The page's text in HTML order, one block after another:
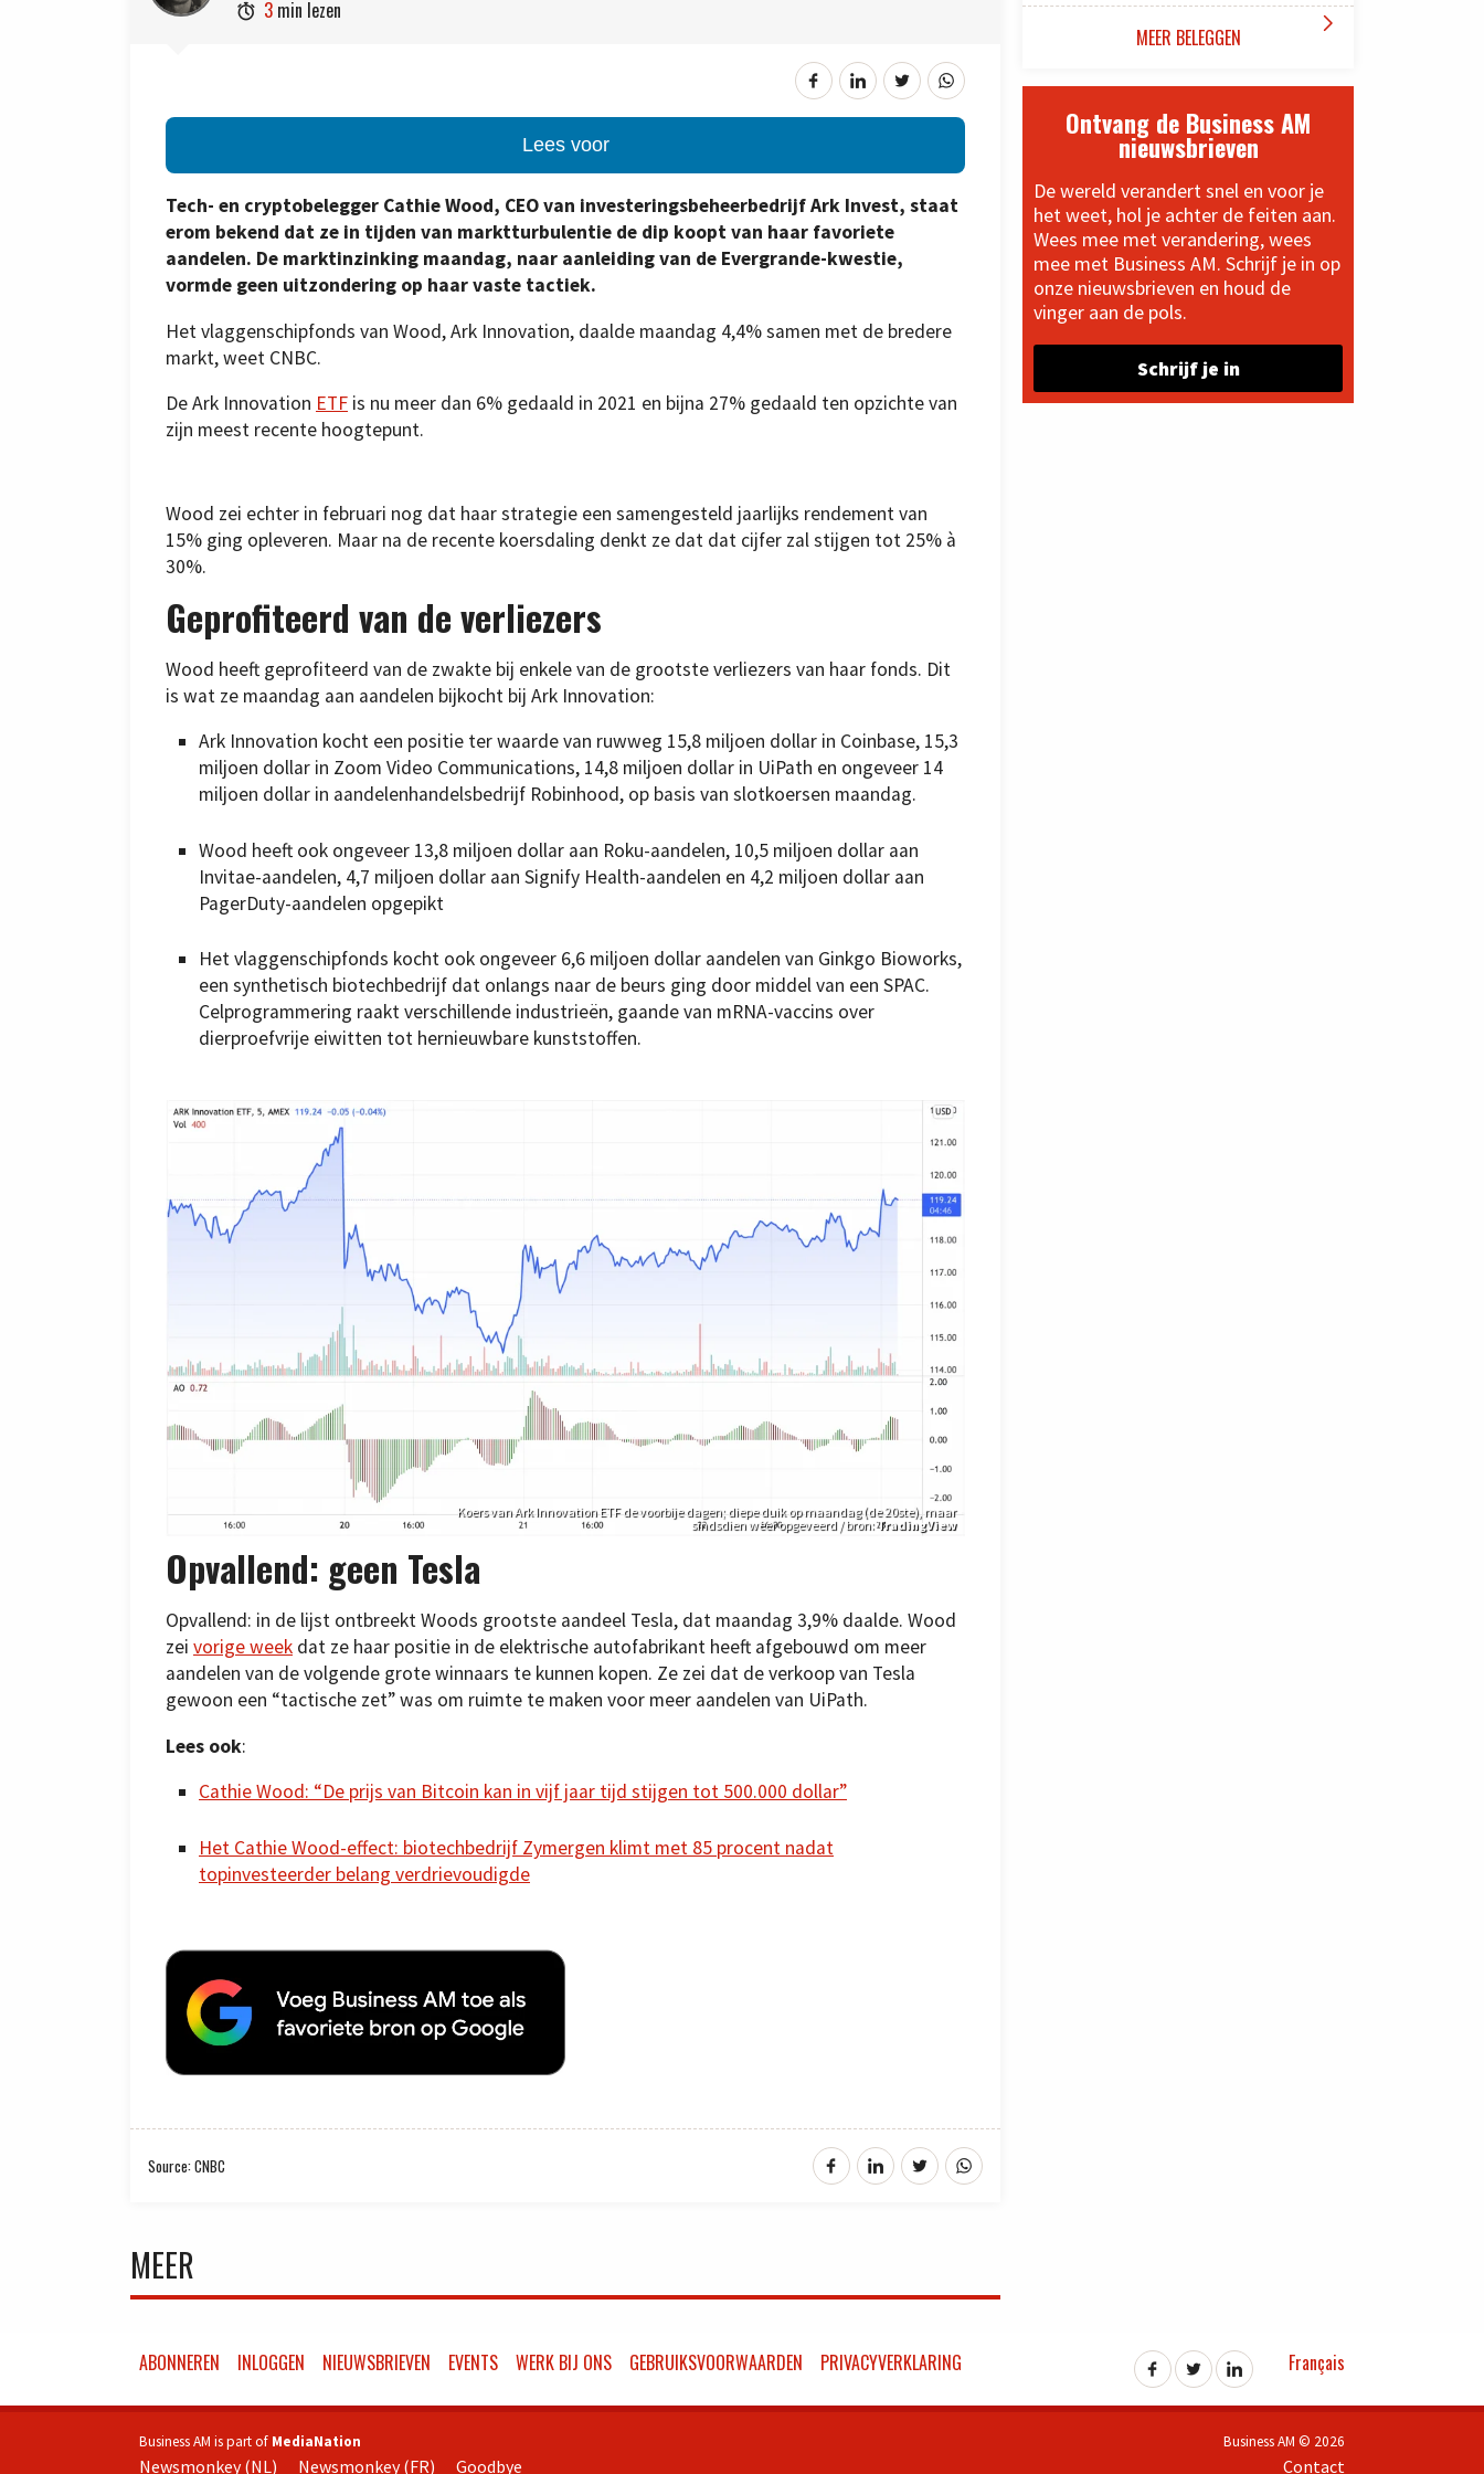
 3 min lezen
Lees voor
Tech- en cryptobelegger Cathie Wood, CEO van investeringsbeheerbedrijf Ark Invest, staat
erom bekend dat ze in tijden van marktturbulentie de dip koopt van haar favoriete
aandelen. De marktinzinking maandag, naar aanleiding van de Evergrande-kwestie,
vormde geen uitzondering op haar vaste tactiek.
Het vlaggenschipfonds van Wood, Ark Innovation, daalde maandag 4,4% samen met de bredere
markt, weet CNBC.
De Ark Innovation ETF is nu meer dan 6% gedaald in 2021 en bijna 27% gedaald ten opzichte van
zijn meest recente hoogtepunt.
Wood zei echter in februari nog dat haar strategie een samengesteld jaarlijks rendement van
15% ging opleveren. Maar na de recente koersdaling denkt ze dat dat cijfer zal stijgen tot 25% à
30%.
Geprofiteerd van de verliezers
Wood heeft geprofiteerd van de zwakte bij enkele van de grootste verliezers van haar fonds. Dit
is wat ze maandag aan aandelen bijkocht bij Ark Innovation:
Ark Innovation kocht een positie ter waarde van ruwweg 15,8 miljoen dollar in Coinbase, 15,3
miljoen dollar in Zoom Video Communications, 14,8 miljoen dollar in UiPath en ongeveer 14
miljoen dollar in aandelenhandelsbedrijf Robinhood, op basis van slotkoersen maandag.
Wood heeft ook ongeveer 13,8 miljoen dollar aan Roku-aandelen, 10,5 miljoen dollar aan
Invitae-aandelen, 4,7 miljoen dollar aan Signify Health-aandelen en 4,2 miljoen dollar aan
PagerDuty-aandelen opgepikt
Het vlaggenschipfonds kocht ook ongeveer 6,6 miljoen dollar aandelen van Ginkgo Bioworks,
een synthetisch biotechbedrijf dat onlangs naar de beurs ging door middel van een SPAC.
Celprogrammering raakt verschillende industrieën, gaande van mRNA-vaccins over
dierproefvrije eiwitten tot hernieuwbare kunststoffen.
Koers van Ark Innovation ETF de voorbije dagen; diepe duik op maandag (de 20ste), maar
sindsdien weer opgeveerd / bron:TradingView
Opvallend: geen Tesla
Opvallend: in de lijst ontbreekt Woods grootste aandeel Tesla, dat maandag 3,9% daalde. Wood
zei vorige week dat ze haar positie in de elektrische autofabrikant heeft afgebouwd om meer
aandelen van de volgende grote winnaars te kunnen kopen. Ze zei dat de verkoop van Tesla
gewoon een “tactische zet” was om ruimte te maken voor meer aandelen van UiPath.
Lees ook:
Cathie Wood: “De prijs van Bitcoin kan in vijf jaar tijd stijgen tot 500.000 dollar”
Het Cathie Wood-effect: biotechbedrijf Zymergen klimt met 85 procent nadat
topinvesteerder belang verdrievoudigde
Source: CNBC
MEER
MEER BELEGGEN 
Ontvang de Business AM
nieuwsbrieven
De wereld verandert snel en voor je
het weet, hol je achter de feiten aan.
Wees mee met verandering, wees
mee met Business AM. Schrijf je in op
onze nieuwsbrieven en houd de
vinger aan de pols.
Schrijf je in
ABONNEREN INLOGGEN NIEUWSBRIEVEN EVENTS WERK BIJ ONS GEBRUIKSVOORWAARDEN PRIVACYVERKLARING Français
Business AM is part of MediaNation
Newsmonkey (NL) Newsmonkey (FR) Goodbye
Business AM © 2026
Contact